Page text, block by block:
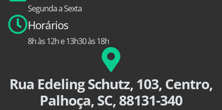
Segunda a Sexta
Horários
8h às 12h e 13h30 às 18h
Rua Edeling Schutz, 103, Centro,
Palhoça, SC, 88131-340